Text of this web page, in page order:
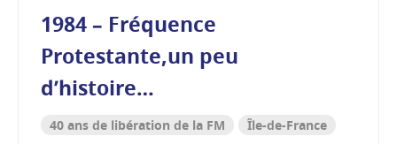
1984 – Fréquence
Protestante,un peu
d’histoire…
40 ans de libération de la FM Île-de-France